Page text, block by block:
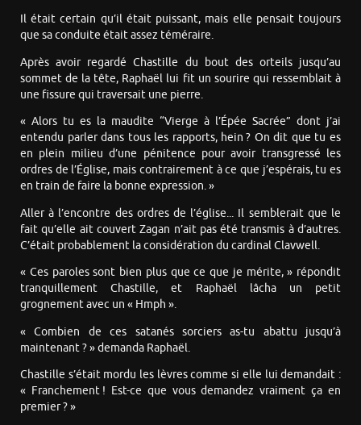
Il était certain qu’il était puissant, mais elle pensait toujours
que sa conduite était assez téméraire.
Après avoir regardé Chastille du bout des orteils jusqu’au
sommet de la tête, Raphaël lui fit un sourire qui ressemblait à
une fissure qui traversait une pierre.
« Alors tu es la maudite “Vierge à l’Épée Sacrée” dont j’ai
entendu parler dans tous les rapports, hein ? On dit que tu es
en plein milieu d’une pénitence pour avoir transgressé les
ordres de l’Église, mais contrairement à ce que j’espérais, tu es
en train de faire la bonne expression. »
Aller à l’encontre des ordres de l’église... Il semblerait que le
fait qu’elle ait couvert Zagan n’ait pas été transmis à d’autres.
C’était probablement la considération du cardinal Clavwell.
« Ces paroles sont bien plus que ce que je mérite, » répondit
tranquillement Chastille, et Raphaël lâcha un petit
grognement avec un « Hmph ».
« Combien de ces satanés sorciers as-tu abattu jusqu’à
maintenant ? » demanda Raphaël.
Chastille s’était mordu les lèvres comme si elle lui demandait :
« Franchement ! Est-ce que vous demandez vraiment ça en
premier ? »